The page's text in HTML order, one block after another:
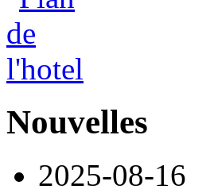
Nouvelles
2025-08-16